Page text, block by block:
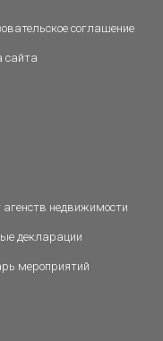
соглашение
сайта
агенств недвижимости
декларации
мероприятий